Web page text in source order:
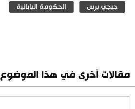
جيجي برس الحكومة اليابانية
مقالات أخرى في هذا الموضوع